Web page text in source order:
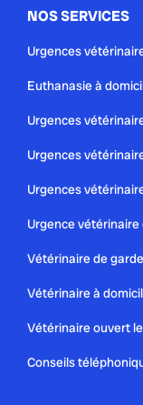
se
NOS SERVICES
Urgences
Euthanasie à
Urgences
Urgences
Urgences
Urgence
Vétérinaire de garde
Vétérinaire à
Vétérinaire ouvert
Conseils